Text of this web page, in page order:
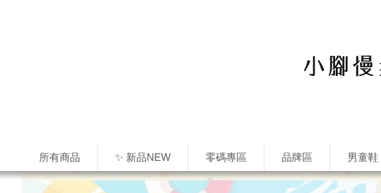
所有商品 ✨ 新品NEW 零碼專區 品牌區 男童鞋